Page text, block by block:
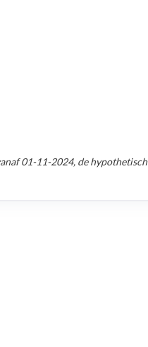
01-11-2024, de